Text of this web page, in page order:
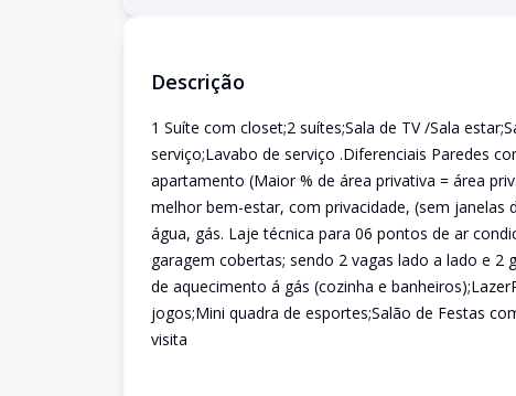
Descrição
1 Suíte com closet;2 suítes;Sala de TV /Sala
serviço;Lavabo de serviço .Diferenciais Paredes
apartamento (Maior % de área privativa = área
melhor bem-estar, com privacidade, (sem
água, gás. Laje técnica para 06 pontos de ar
garagem cobertas; sendo 2 vagas lado a lado e
de aquecimento á gás (cozinha e
jogos;Mini quadra de esportes;Salão de Festas
visita